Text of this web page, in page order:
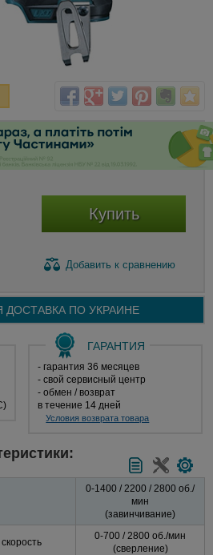
Купить
Добавить к сравнению
ДОСТАВКА ПО УКРАИНЕ
ГАРАНТИЯ
- гарантия 36 месяцев
- свой сервисный центр
- обмен / возврат
в течение 14 дней
Условия возврата товара
0-1400 / 2200 / 2800 об./
мин
(завинчивание)
0-700 / 2800 об./мин
(сверление)